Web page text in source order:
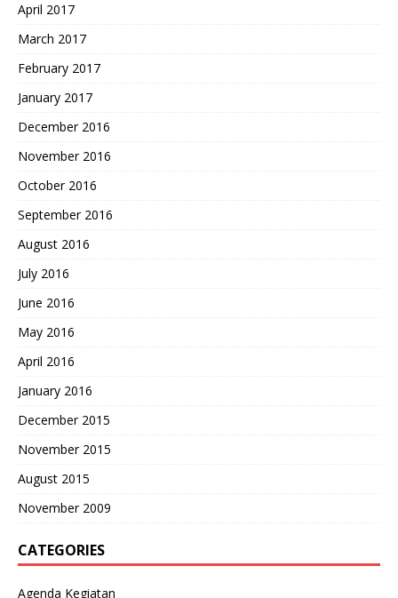
April 2017
March 2017
February 2017
January 2017
December 2016
November 2016
October 2016
September 2016
August 2016
July 2016
June 2016
May 2016
April 2016
January 2016
December 2015
November 2015
August 2015
November 2009
CATEGORIES
Agenda Kegiatan